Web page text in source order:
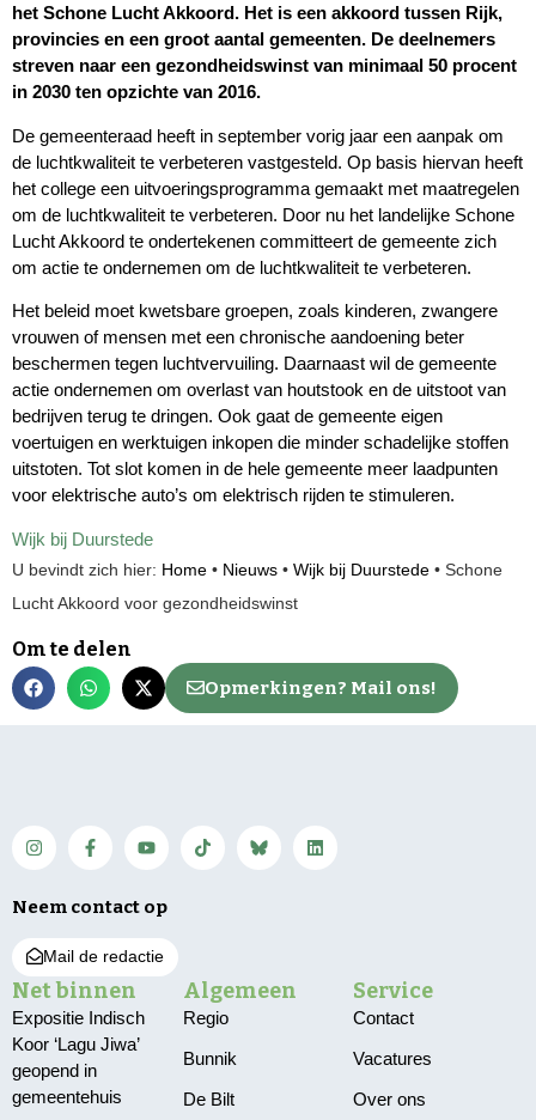
het Schone Lucht Akkoord. Het is een akkoord tussen Rijk,
provincies en een groot aantal gemeenten. De deelnemers
streven naar een gezondheidswinst van minimaal 50 procent
in 2030 ten opzichte van 2016.
De gemeenteraad heeft in september vorig jaar een aanpak om
de luchtkwaliteit te verbeteren vastgesteld. Op basis hiervan heeft
het college een uitvoeringsprogramma gemaakt met maatregelen
om de luchtkwaliteit te verbeteren. Door nu het landelijke Schone
Lucht Akkoord te ondertekenen committeert de gemeente zich
om actie te ondernemen om de luchtkwaliteit te verbeteren.
Het beleid moet kwetsbare groepen, zoals kinderen, zwangere
vrouwen of mensen met een chronische aandoening beter
beschermen tegen luchtvervuiling. Daarnaast wil de gemeente
actie ondernemen om overlast van houtstook en de uitstoot van
bedrijven terug te dringen. Ook gaat de gemeente eigen
voertuigen en werktuigen inkopen die minder schadelijke stoffen
uitstoten. Tot slot komen in de hele gemeente meer laadpunten
voor elektrische auto’s om elektrisch rijden te stimuleren.
Wijk bij Duurstede
U bevindt zich hier: Home • Nieuws • Wijk bij Duurstede • Schone
Lucht Akkoord voor gezondheidswinst
Om te delen
Opmerkingen? Mail ons!
Neem contact op
Mail de redactie
Net binnen
Expositie Indisch
Koor ‘Lagu Jiwa’
geopend in
gemeentehuis
Algemeen
Regio
Bunnik
De Bilt
Service
Contact
Vacatures
Over ons